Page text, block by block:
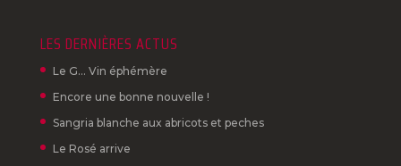
LES DERNIÈRES ACTUS
Le G… Vin éphémère
Encore une bonne nouvelle !
Sangria blanche aux abricots et peches
Le Rosé arrive